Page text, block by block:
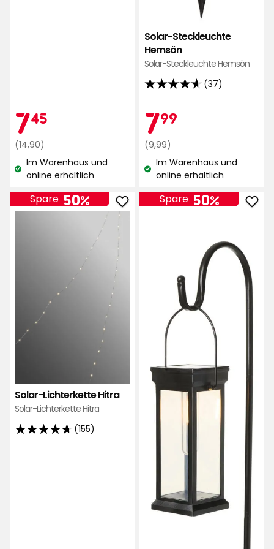
Aktionspreis
745
€
Regulärer
Preis
14,90
(14,90)
Lagerbestand:
Im Warenhaus und
online erhältlich
Solar-Steckleuchte
Hemsön
Solar-Steckleuchte Hemsön
(37)
4.6
5
Sternen,
basierend
auf
Bewertungen
799
€
Regulärer
Preis
9,99
(9,99)
Lagerbestand:
Im Warenhaus und
online erhältlich
Solar-Lichterkette Hitra
Solar-Lichterkette Hitra
(155)
4.7
Spare 50%
Solar-
Spare 50%